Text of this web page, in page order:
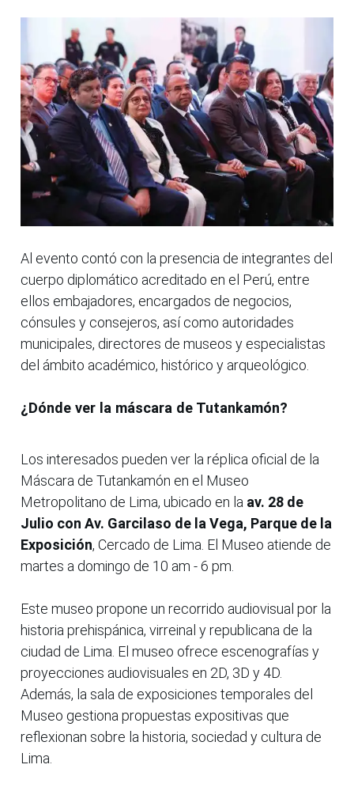
Al evento contó con la presencia de integrantes del
cuerpo diplomático acreditado en el Perú, entre
ellos embajadores, encargados de negocios,
cónsules y consejeros, así como autoridades
municipales, directores de museos y especialistas
del ámbito académico, histórico y arqueológico.
¿Dónde ver la máscara de Tutankamón?
Los interesados pueden ver la réplica oficial de la
Máscara de Tutankamón en el Museo
Metropolitano de Lima, ubicado en la av. 28 de
Julio con Av. Garcilaso de la Vega, Parque de la
Exposición, Cercado de Lima. El Museo atiende de
martes a domingo de 10 am - 6 pm.
Este museo propone un recorrido audiovisual por la
historia prehispánica, virreinal y republicana de la
ciudad de Lima. El museo ofrece escenografías y
proyecciones audiovisuales en 2D, 3D y 4D.
Además, la sala de exposiciones temporales del
Museo gestiona propuestas expositivas que
reflexionan sobre la historia, sociedad y cultura de
Lima.